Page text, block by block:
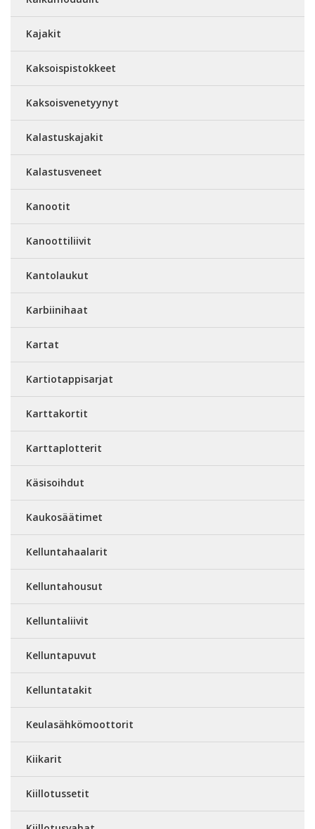
Kajakit
Kaksoispistokkeet
Kaksoisvenetyynyt
Kalastuskajakit
Kalastusveneet
Kanootit
Kanoottiliivit
Kantolaukut
Karbiinihaat
Kartat
Kartiotappisarjat
Karttakortit
Karttaplotterit
Käsisoihdut
Kaukosäätimet
Kelluntahaalarit
Kelluntahousut
Kelluntaliivit
Kelluntapuvut
Kelluntatakit
Keulasähkömoottorit
Kiikarit
Kiillotussetit